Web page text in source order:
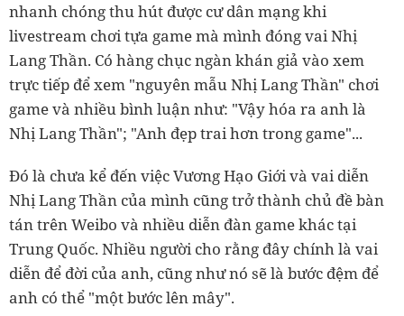
nhanh chóng thu hút được cư dân mạng khi
livestream chơi tựa game mà mình đóng vai Nhị
Lang Thần. Có hàng chục ngàn khán giả vào xem
trực tiếp để xem "nguyên mẫu Nhị Lang Thần" chơi
game và nhiều bình luận như: "Vậy hóa ra anh là
Nhị Lang Thần"; "Anh đẹp trai hơn trong game"...
Đó là chưa kể đến việc Vương Hạo Giới và vai diễn
Nhị Lang Thần của mình cũng trở thành chủ đề bàn
tán trên Weibo và nhiều diễn đàn game khác tại
Trung Quốc. Nhiều người cho rằng đây chính là vai
diễn để đời của anh, cũng như nó sẽ là bước đệm để
anh có thể "một bước lên mây".